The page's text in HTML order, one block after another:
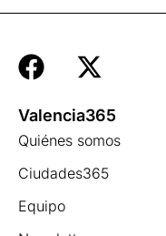
Valencia365
Quiénes somos
Ciudades365
Equipo